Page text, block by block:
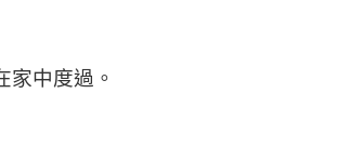
家中度過。